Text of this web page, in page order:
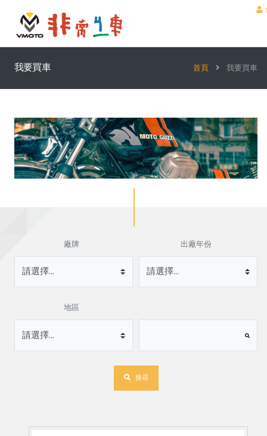
我要買車 首頁 我要買車
廠牌 出廠年份
地區
搜尋